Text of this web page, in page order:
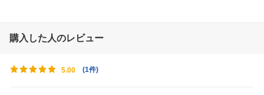
購入した人のレビュー
5.00 (1件)